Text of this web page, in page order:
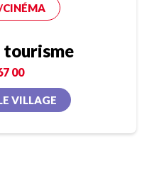
00
VILLAGE